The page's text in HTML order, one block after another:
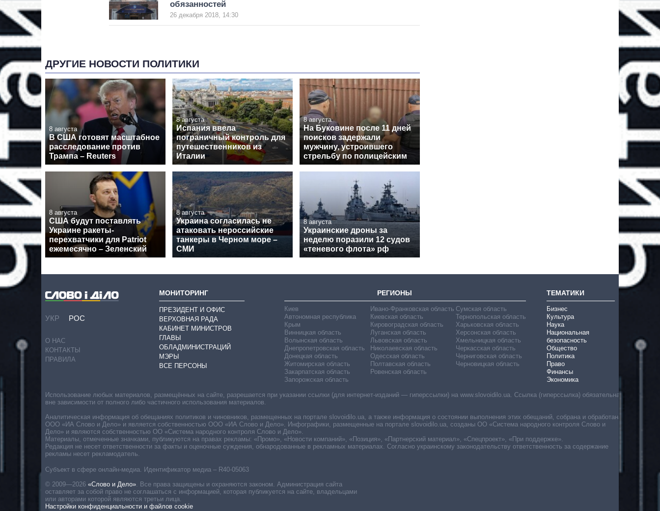
обязанностей
26 декабря 2018, 14:30
ДРУГИЕ НОВОСТИ ПОЛИТИКИ
8 августа
В США готовят масштабное
расследование против
Трампа – Reuters
8 августа
Испания ввела
пограничный контроль для
путешественников из
Италии
8 августа
На Буковине после 11 дней
поисков задержали
мужчину, устроившего
стрельбу по полицейским
8 августа
США будут поставлять
Украине ракеты-
перехватчики для Patriot
ежемесячно – Зеленский
8 августа
Украина согласилась не
атаковать нероссийские
танкеры в Черном море –
СМИ
8 августа
Украинские дроны за
неделю поразили 12 судов
«теневого флота» рф
УКР РОС
О НАС
КОНТАКТЫ
ПРАВИЛА
МОНИТОРИНГ
ПРЕЗИДЕНТ И ОФИС
ВЕРХОВНАЯ РАДА
КАБИНЕТ МИНИСТРОВ
ГЛАВЫ
ОБЛАДМИНИСТРАЦИЙ
МЭРЫ
ВСЕ ПЕРСОНЫ
РЕГИОНЫ
Киев
Автономная республика
Крым
Винницкая область
Волынская область
Днепропетровская область
Донецкая область
Житомирская область
Закарпатская область
Запорожская область
Ивано-Франковская область
Киевская область
Кировоградская область
Луганская область
Львовская область
Николаевская область
Одесская область
Полтавская область
Ровенская область
Сумская область
Тернопольская область
Харьковская область
Херсонская область
Хмельницкая область
Черкасская область
Черниговская область
Черновицкая область
ТЕМАТИКИ
Бизнес
Культура
Наука
Национальная
безопасность
Общество
Политика
Право
Финансы
Экономика
Субъект в сфере онлайн-медиа. Идентификатор медиа – R40-05063
© 2009—2026 «Слово и Дело» Все права защищены и охраняются законом. Администрация сайта
оставляет за собой право не соглашаться с информацией, которая публикуется на сайте, владельцами
или авторами которой являются третьи лица.
Настройки конфиденциальности и файлов cookie
Использование любых материалов, размещённых на сайте, разрешается при указании ссылки (для интернет-изданий — гиперссылки) на www.slovoidilo.ua. Ссылка (гиперссылка) обязательна
вне зависимости от полного либо частичного использования материалов.
Аналитическая информация об обещаниях политиков и чиновников, размещенных на портале slovoidilo.ua, а также информация о состоянии выполнения этих обещаний, собрана и обработана
ООО «ИА Слово и Дело» и является собственностью ООО «ИА Слово и Дело». Инфографики, размещенные на портале slovoidilo.ua, созданы ОО «Система народного контроля Слово и
Дело» и являются собственностью ОО «Система народного контроля Слово и Дело».
Материалы, отмеченные значками, публикуются на правах рекламы: «Промо», «Новости компаний», «Позиция», «Партнерский материал», «Спецпроект», «При поддержке».
Редакция не несет ответственности за факты и оценочные суждения, обнародованные в рекламных материалах. Согласно украинскому законодательству ответственность за содержание
рекламы несет рекламодатель.